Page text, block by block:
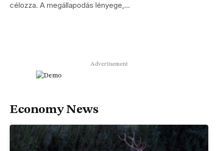
célozza. A megállapodás lényege,…
Advertisement
Economy News